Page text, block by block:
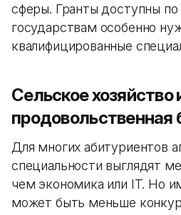
сферы. Гранты доступны по
государствам особенно
квалифицированные
Сельское хозяйство
продовольственная
Для многих абитуриентов
специальности выглядят
чем экономика или IT. Но
может быть меньше